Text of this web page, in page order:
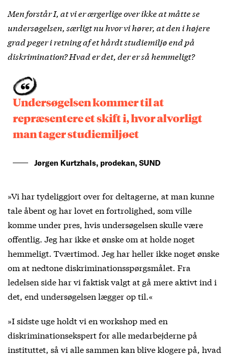
Men forstår I, at vi er ærgerlige over ikke at måtte se
undersøgelsen, særligt nu hvor vi hører, at den i højere
grad peger i retning af et hårdt studiemiljø end på
diskrimination? Hvad er det, der er så hemmeligt?
Undersøgelsen kommer til at
repræsentere et skift i, hvor alvorligt
man tager studiemiljøet
Jørgen Kurtzhals, prodekan, SUND
»Vi har tydeliggjort over for deltagerne, at man kunne
tale åbent og har lovet en fortrolighed, som ville
komme under pres, hvis undersøgelsen skulle være
offentlig. Jeg har ikke et ønske om at holde noget
hemmeligt. Tværtimod. Jeg har heller ikke noget ønske
om at nedtone diskriminationsspørgsmålet. Fra
ledelsen side har vi faktisk valgt at gå mere aktivt ind i
det, end undersøgelsen lægger op til.«
»I sidste uge holdt vi en workshop med en
diskriminationsekspert for alle medarbejderne på
instituttet, så vi alle sammen kan blive klogere på, hvad